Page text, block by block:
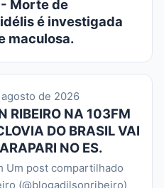
Morte de
é investigada
maculosa.
agosto de 2026
RIBEIRO NA 103FM
DO BRASIL VAI
NO ES.
Um post compartilhado
(@blogadilsonribeiro)